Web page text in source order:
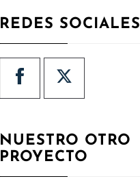
REDES SOCIALES
NUESTRO OTRO
PROYECTO